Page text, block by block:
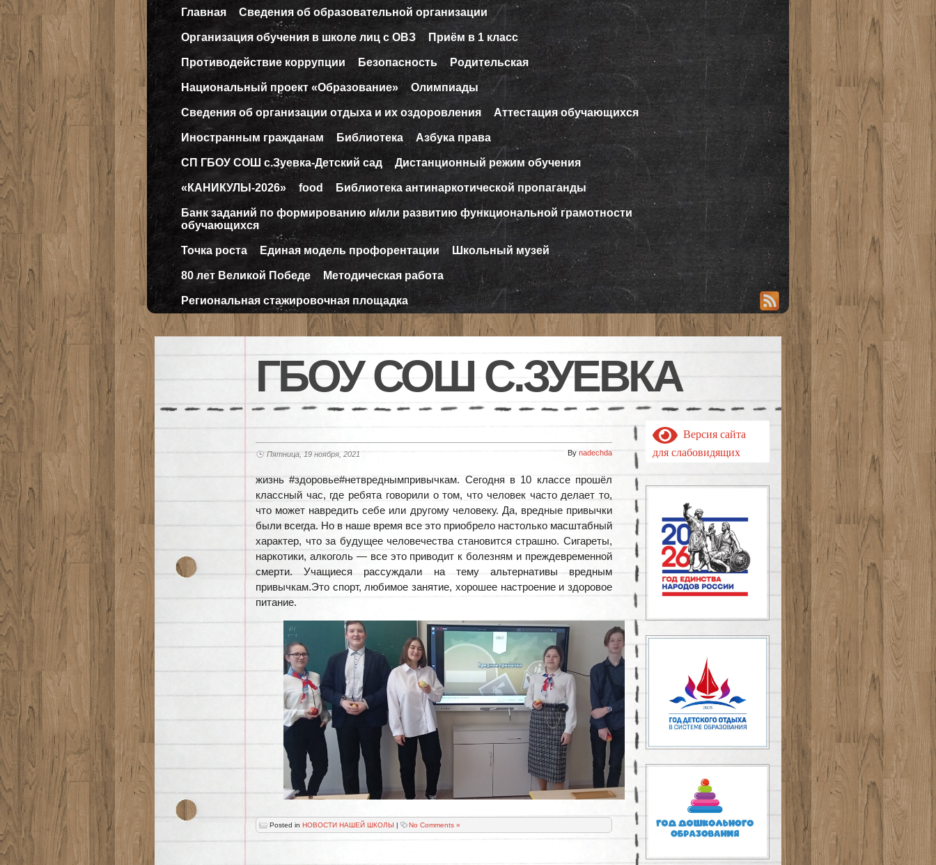
Главная Сведения об образовательной организации
Организация обучения в школе лиц с ОВЗ Приём в 1 класс
Противодействие коррупции Безопасность Родительская
Национальный проект «Образование» Олимпиады
Сведения об организации отдыха и их оздоровления Аттестация обучающихся
Иностранным гражданам Библиотека Азбука права
СП ГБОУ СОШ с.Зуевка-Детский сад Дистанционный режим обучения
«КАНИКУЛЫ-2026» food Библиотека антинаркотической пропаганды
Банк заданий по формированию и/или развитию функциональной грамотности
обучающихся
Точка роста Единая модель профорентации Школьный музей
80 лет Великой Победе Методическая работа
Региональная стажировочная площадка
ГБОУ СОШ С.ЗУЕВКА
By nadechda
Пятница, 19 ноября, 2021
жизнь #здоровье#нетвреднымпривычкам. Сегодня в 10 классе прошёл
классный час, где ребята говорили о том, что человек часто делает то,
что может навредить себе или другому человеку. Да, вредные привычки
были всегда. Но в наше время все это приобрело настолько масштабный
характер, что за будущее человечества становится страшно. Сигареты,
наркотики, алкоголь — все это приводит к болезням и преждевременной
смерти. Учащиеся рассуждали на тему альтернативы вредным
привычкам.Это спорт, любимое занятие, хорошее настроение и здоровое
питание.
Posted in НОВОСТИ НАШЕЙ ШКОЛЫ | No Comments »
Версия сайта
для слабовидящих